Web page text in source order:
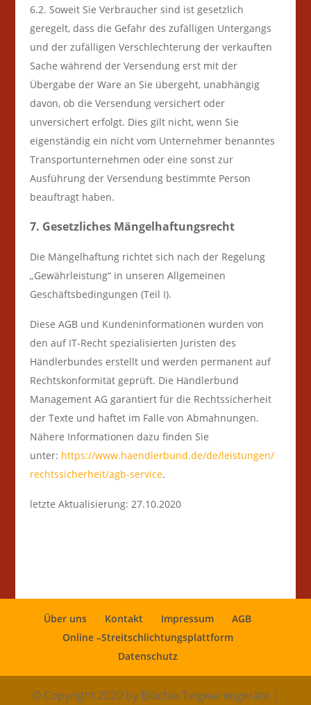
6.2. Soweit Sie Verbraucher sind ist gesetzlich
geregelt, dass die Gefahr des zufälligen Untergangs
und der zufälligen Verschlechterung der verkauften
Sache während der Versendung erst mit der
Übergabe der Ware an Sie übergeht, unabhängig
davon, ob die Versendung versichert oder
unversichert erfolgt. Dies gilt nicht, wenn Sie
eigenständig ein nicht vom Unternehmer benanntes
Transportunternehmen oder eine sonst zur
Ausführung der Versendung bestimmte Person
beauftragt haben.
7. Gesetzliches Mängelhaftungsrecht
Die Mängelhaftung richtet sich nach der Regelung
„Gewährleistung“ in unseren Allgemeinen
Geschäftsbedingungen (Teil I).
Diese AGB und Kundeninformationen wurden von
den auf IT-Recht spezialisierten Juristen des
Händlerbundes erstellt und werden permanent auf
Rechtskonformität geprüft. Die Händlerbund
Management AG garantiert für die Rechtssicherheit
der Texte und haftet im Falle von Abmahnungen.
Nähere Informationen dazu finden Sie
unter: https://www.haendlerbund.de/de/leistungen/
rechtssicherheit/agb-service.
letzte Aktualisierung: 27.10.2020
Über uns Kontakt Impressum
AGB
Online –Streitschlichtungsplattform
Datenschutz
© Copyright 2020 by Blöchle Teigwarengeräte |